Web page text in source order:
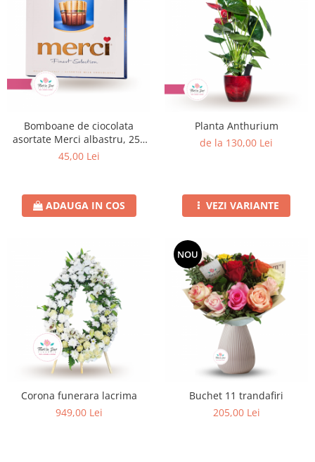
Bomboane de ciocolata
asortate Merci albastru, 250
gr
45,00 Lei
ADAUGA IN COS
Planta Anthurium
de la 130,00 Lei
VEZI VARIANTE
Corona funerara lacrima
949,00 Lei
NOU
Buchet 11 trandafiri
205,00 Lei